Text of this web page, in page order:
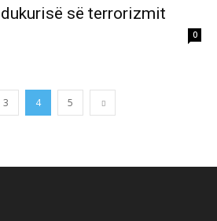
së terrorizmit
0
3 4 5